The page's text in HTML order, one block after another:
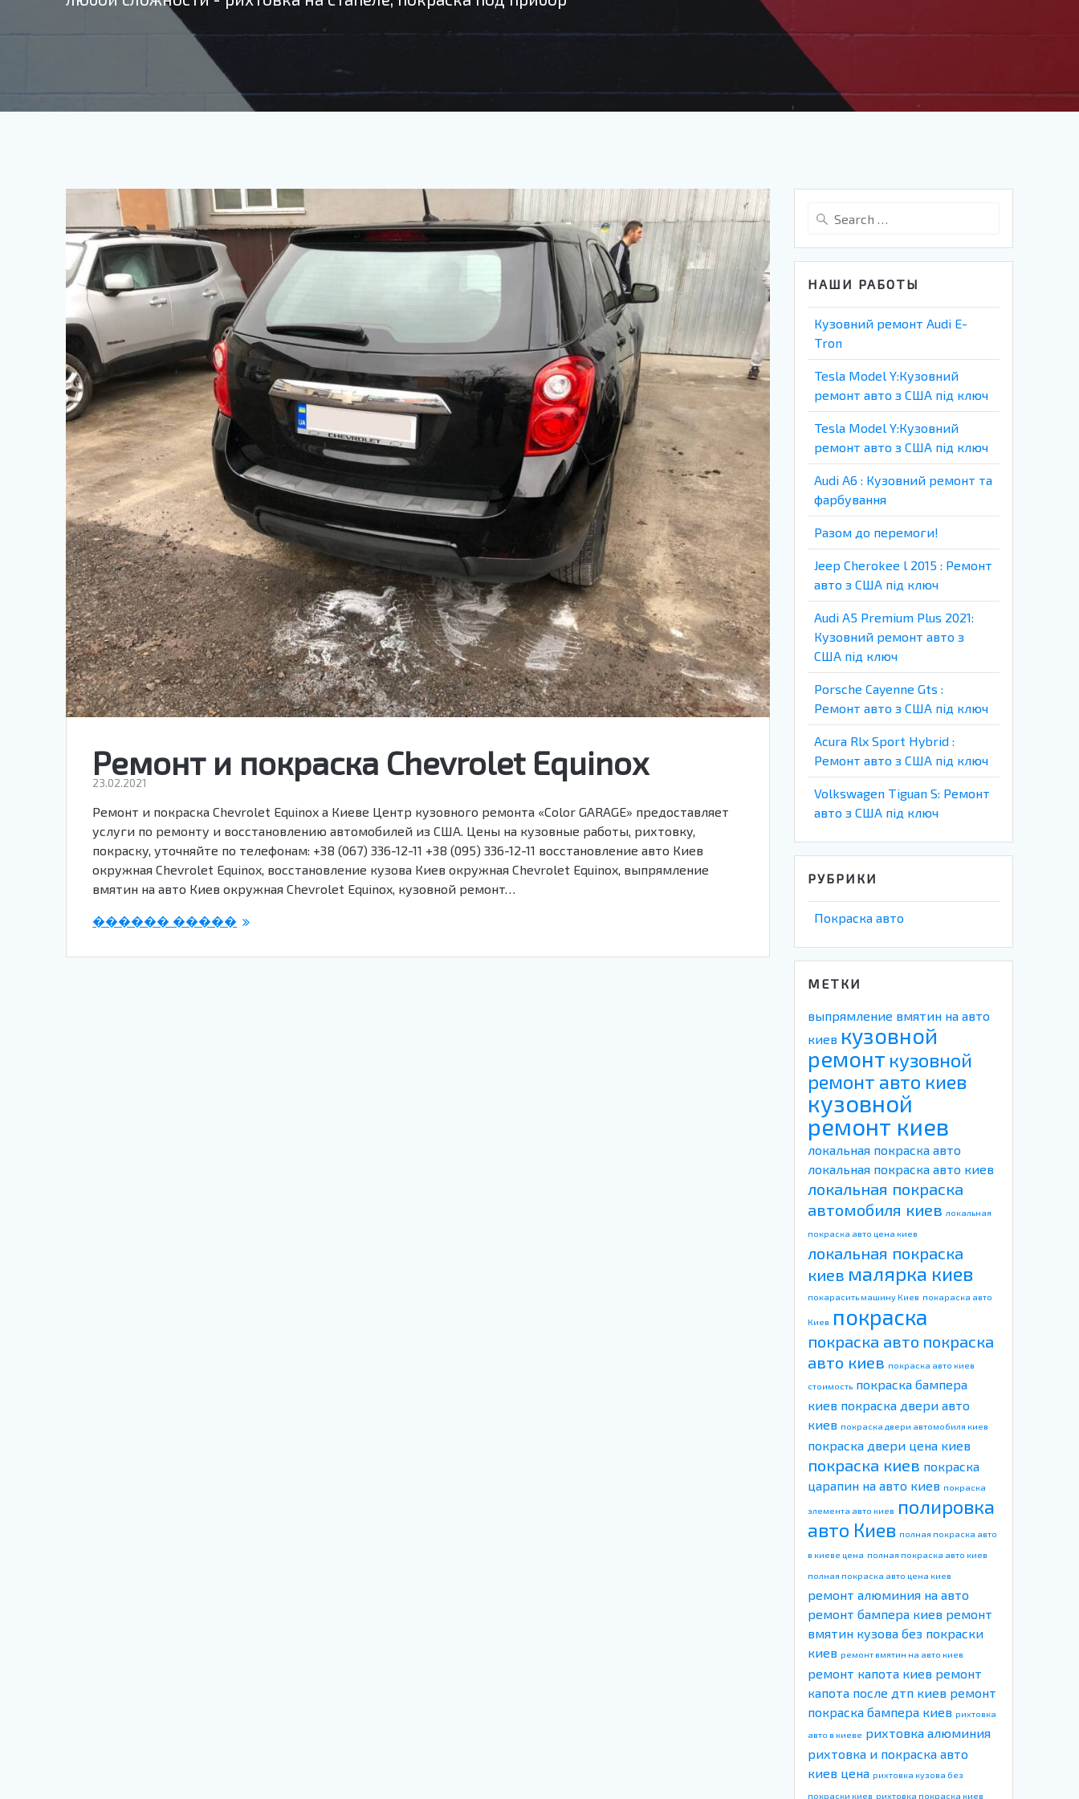
Ремонт и покраска Chevrolet Equinox
23.02.2021
Ремонт и покраска Chevrolet Equinox а Киеве Центр кузовного ремонта «Color GARAGE» предоставляет
услуги по ремонту и восстановлению автомобилей из США. Цены на кузовные работы, рихтовку,
покраску, уточняйте по телефонам: +38 (067) 336-12-11 +38 (095) 336-12-11 восстановление авто Киев
окружная Chevrolet Equinox, восстановление кузова Киев окружная Chevrolet Equinox, выпрямление
вмятин на авто Киев окружная Chevrolet Equinox, кузовной ремонт…
������ �����
Search
НАШИ РАБОТЫ
Кузовний ремонт Audi E-
Tron
Tesla Model Y:Кузовний
ремонт авто з США під ключ
Tesla Model Y:Кузовний
ремонт авто з США під ключ
Audi A6 : Кузовний ремонт та
фарбування
Разом до перемоги!
Jeep Cherokee l 2015 : Ремонт
авто з США під ключ
Audi A5 Premium Plus 2021:
Кузовний ремонт авто з
США під ключ
Porsche Cayenne Gts :
Ремонт авто з США під ключ
Acura Rlx Sport Hybrid :
Ремонт авто з США під ключ
Volkswagen Tiguan S: Ремонт
авто з США під ключ
РУБРИКИ
Покраска авто
МЕТКИ
выпрямление вмятин на авто
киев кузовной
ремонт кузовной
ремонт авто киев
кузовной
ремонт киев
локальная покраска авто
локальная покраска авто киев
локальная покраска
автомобиля киев локальная
покраска авто цена киев
локальная покраска
киев малярка киев
покарасить машину Киев покараска авто
Киев покраска
покраска авто покраска
авто киев покраска авто киев
стоимость покраска бампера
киев покраска двери авто
киев покраска двери автомобиля киев
покраска двери цена киев
покраска киев покраска
царапин на авто киев покраска
элемента авто киев полировка
авто Киев полная покраска авто
в киеве цена полная покраска авто киев
полная покраска авто цена киев
ремонт алюминия на авто
ремонт бампера киев ремонт
вмятин кузова без покраски
киев ремонт вмятин на авто киев
ремонт капота киев ремонт
капота после дтп киев ремонт
покраска бампера киев рихтовка
авто в киеве рихтовка алюминия
рихтовка и покраска авто
киев цена рихтовка кузова без
покраски киев рихтовка покраска киев